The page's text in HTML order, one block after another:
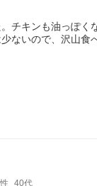
チキンも油っぽく
ないので、沢山食
40代